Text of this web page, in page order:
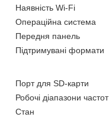
Наявність Wi-Fi
Операційна система
Передня панель
Підтримувані формати
Порт для SD-карти
Робочі діапазони частот
Стан